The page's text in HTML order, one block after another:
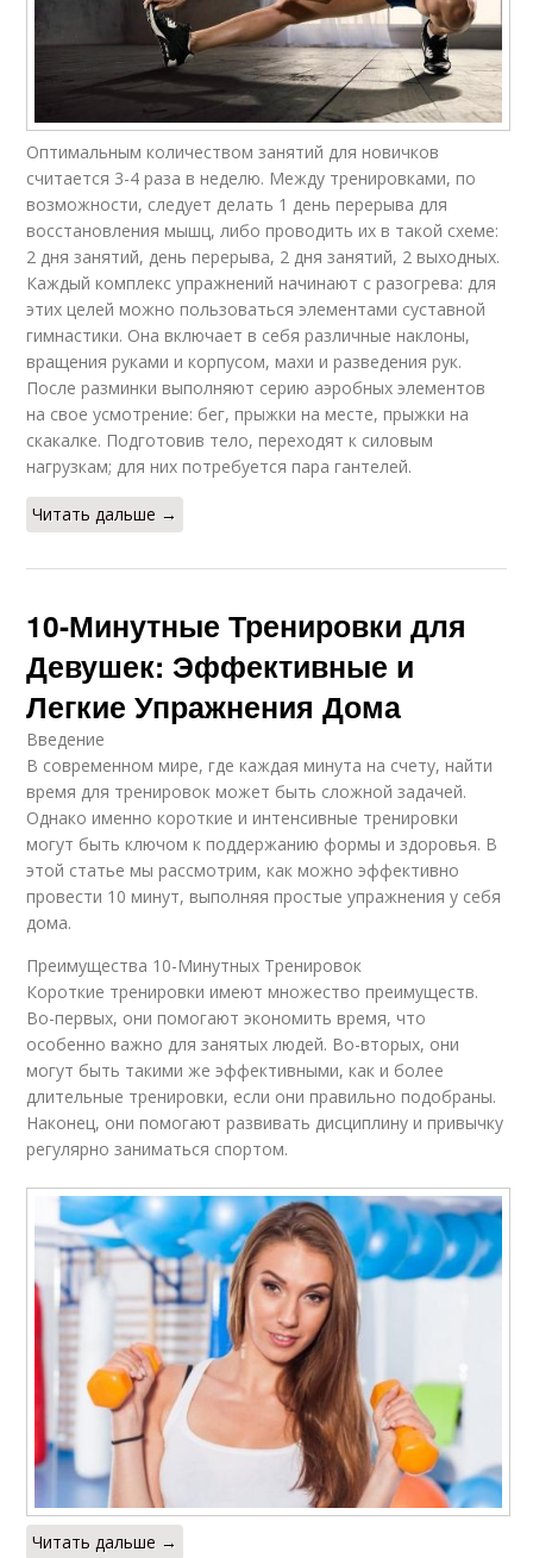
Оптимальным количеством занятий для новичков
считается 3-4 раза в неделю. Между тренировками, по
возможности, следует делать 1 день перерыва для
восстановления мышц, либо проводить их в такой схеме:
2 дня занятий, день перерыва, 2 дня занятий, 2 выходных.
Каждый комплекс упражнений начинают с разогрева: для
этих целей можно пользоваться элементами суставной
гимнастики. Она включает в себя различные наклоны,
вращения руками и корпусом, махи и разведения рук.
После разминки выполняют серию аэробных элементов
на свое усмотрение: бег, прыжки на месте, прыжки на
скакалке. Подготовив тело, переходят к силовым
нагрузкам; для них потребуется пара гантелей.
Читать дальше →
10-Минутные Тренировки для
Девушек: Эффективные и
Легкие Упражнения Дома
Введение
В современном мире, где каждая минута на счету, найти
время для тренировок может быть сложной задачей.
Однако именно короткие и интенсивные тренировки
могут быть ключом к поддержанию формы и здоровья. В
этой статье мы рассмотрим, как можно эффективно
провести 10 минут, выполняя простые упражнения у себя
дома.
Преимущества 10-Минутных Тренировок
Короткие тренировки имеют множество преимуществ.
Во-первых, они помогают экономить время, что
особенно важно для занятых людей. Во-вторых, они
могут быть такими же эффективными, как и более
длительные тренировки, если они правильно подобраны.
Наконец, они помогают развивать дисциплину и привычку
регулярно заниматься спортом.
Читать дальше →